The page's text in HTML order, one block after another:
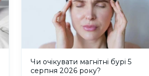
Чи очікувати магнітні бурі 5
серпня 2026 року?